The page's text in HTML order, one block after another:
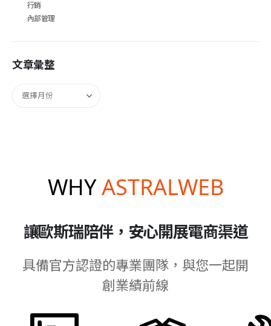
行銷
內部管理
文章彙整
WHYASTRALWEB
讓歐斯瑞陪伴，安心開展電商渠道
具備官方認證的專業團隊，與您一起開
創業績前線